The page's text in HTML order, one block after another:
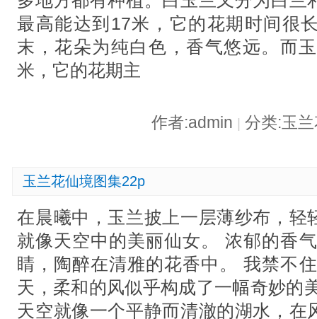
最高能达到17米，它的花期时间很
末，花朵为纯白色，香气悠远。而
米，它的花期主
作者:admin | 分类:玉
玉兰花仙境图集22p
在晨曦中，玉兰披上一层薄纱布，轻
就像天空中的美丽仙女。 浓郁的香
睛，陶醉在清雅的花香中。 我禁不
天，柔和的风似乎构成了一幅奇妙的
天空就像一个平静而清澈的湖水，在